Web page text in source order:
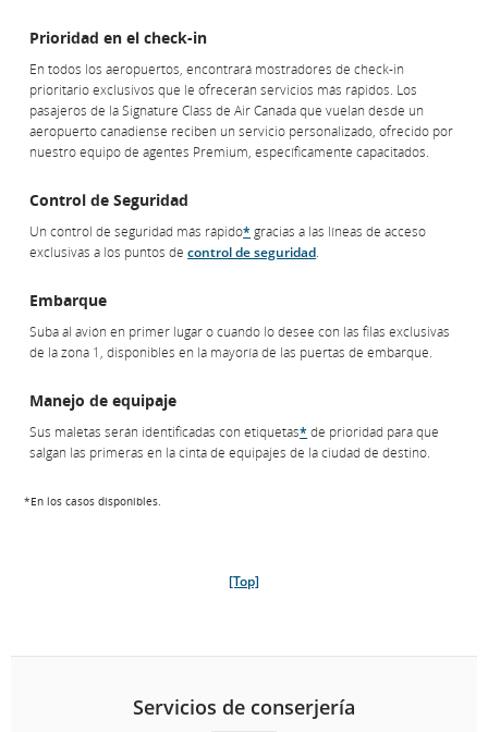
Prioridad en el check-in
En todos los aeropuertos, encontrará mostradores de check-in
prioritario exclusivos que le ofrecerán servicios más rápidos. Los
pasajeros de la Signature Class de Air Canada que vuelan desde un
aeropuerto canadiense reciben un servicio personalizado, ofrecido por
nuestro equipo de agentes Premium, específicamente capacitados.
Control de Seguridad
Un control de seguridad más rápido* gracias a las líneas de acceso
exclusivas a los puntos decontrol de seguridad.
Embarque
Suba al avión en primer lugar o cuando lo desee con las filas exclusivas
de la zona 1, disponibles en la mayoría de las puertas de embarque.
Manejo de equipaje
Sus maletas serán identificadas con etiquetas* de prioridad para que
salgan las primeras en la cinta de equipajes de la ciudad de destino.
*En los casos disponibles.
[Top]
Servicios de conserjería